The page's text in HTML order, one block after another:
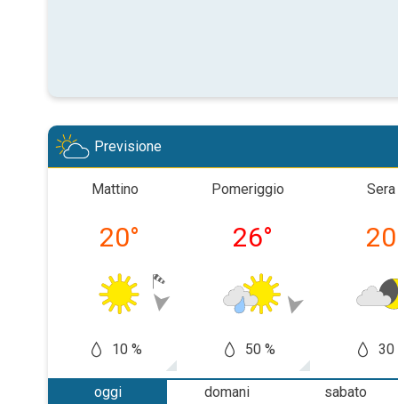
Previsione
Mattino
20°
10 %
Pomeriggio
26°
50 %
Sera
20
30
oggi
domani
sabato